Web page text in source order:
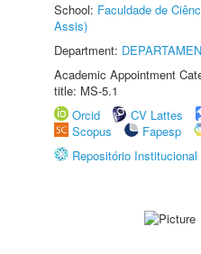
School: Faculdade de
Assis)
Department:
Academic Appointment
title: MS-5.1
Orcid
CV Lattes
Scopus
Fapesp
Repositório Institucional